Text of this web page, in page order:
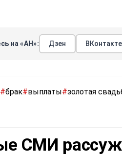
на «АН»: Дзен ВКонтакте
#брак#выплаты#золотая
СМИ